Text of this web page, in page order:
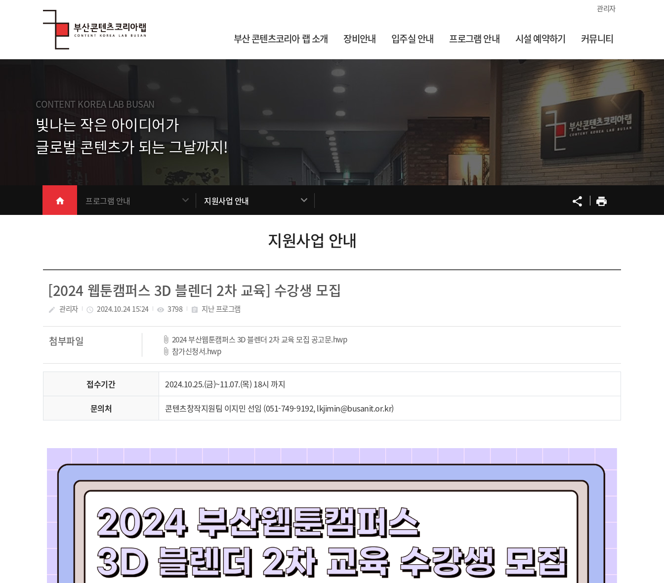
Skip Menu 관리자
부산 콘텐츠코리아 랩 소개 장비안내 입주실 안내 프로그램 안내 시설 예약하기 커뮤니티
CONTENT KOREA LAB BUSAN
빛나는 작은 아이디어가
글로벌 콘텐츠가 되는 그날까지!
home 프로그램 안내 지원사업 안내 share 공유print
지원사업 안내
[2024 웹툰캠퍼스 3D 블렌더 2차 교육] 수강생 모집
create 관리자 access_time 2024.10.24 15:24 visibility 3798 assignment 지난 프로그램
첨부파일
2024 부산웹툰캠퍼스 3D 블렌더 2차 교육 모집 공고문.hwp
참가신청서.hwp
접수기간 2024.10.25.(금)~11.07.(목) 18시 까지
문의처 콘텐츠창작지원팀 이지민 선임 (051-749-9192, lkjimin@busanit.or.kr)